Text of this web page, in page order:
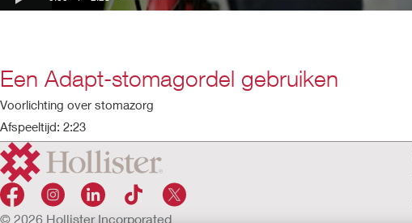
Een Adapt-stomagordel gebruiken
Voorlichting over stomazorg
Afspeeltijd: 2:23
© 2026 Hollister Incorporated